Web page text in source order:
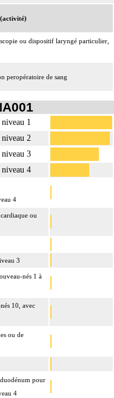
(activité)
ou dispositif laryngé particulier,
peropératoire de sang
1
2
3
4
4
ou
3
nés 1 à
10, avec
ou de
pour
4